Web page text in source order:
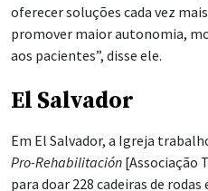
oferecer soluções cada vez
promover maior autonomia,
aos pacientes”, disse ele.
El Salvador
Em El Salvador, a Igreja
Pro-Rehabilitación [Associação
para doar 228 cadeiras de